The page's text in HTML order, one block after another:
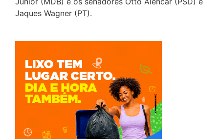
Jaques Wagner (PT).